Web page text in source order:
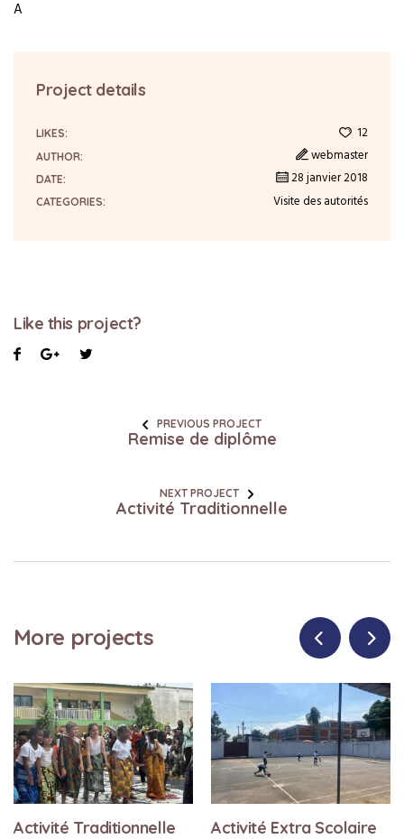
A
Project details
LIKES: 12
AUTHOR: webmaster
DATE: 28 janvier 2018
CATEGORIES: Visite des autorités
Like this project?
PREVIOUS PROJECT
Remise de diplôme
NEXT PROJECT
Activité Traditionnelle
More projects
Activité Traditionnelle Activité Extra Scolaire